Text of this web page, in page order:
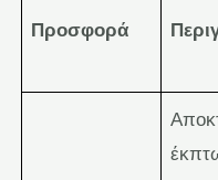
Προσφορά